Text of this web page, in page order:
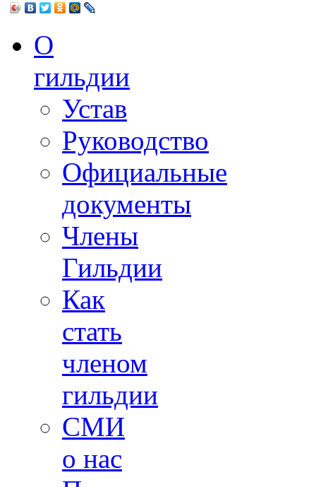
О
гильдии
Устав
Руководство
Официальные
документы
Члены
Гильдии
Как
стать
членом
гильдии
СМИ
о нас